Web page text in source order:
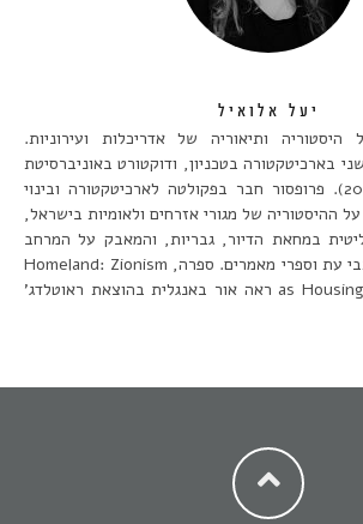
יעל אלואיל
ותיאוריה של אדריכלות ועירוניות.
בארכיטקטורה בטכניון, ודוקטורט באוניברסיטת
קליפורניה, ברקלי (2011). פרופסור חבר בפקולטה לארכיטקטורה ובינוי
ההיסטוריה של מגורי אזרחים ולאומיות בישראל,
במחאת הדיור, גבריות, והמאבק על המרחב
הציבורי התפרסמו בכתבי עת וספרי מאמרים. ספרה, Homeland: Zionism
as Housing Regime 1860-2011 ראה אור באנגלית בהוצאת ראוטלדג'